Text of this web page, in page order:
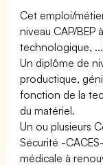
Cet emploi/
niveau CAP/BEP
technologique,
Un diplôme de
productique,
fonction de la
du matériel.
Un ou plusieurs
Sécurité -
médicale à